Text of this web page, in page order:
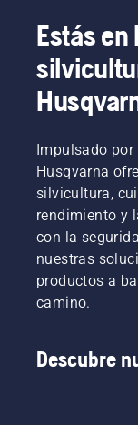
Estás en
Impulsado
Husqvarna
silvicultura,
rendimiento y
con la
nuestras
productos a
camino.
Descubre